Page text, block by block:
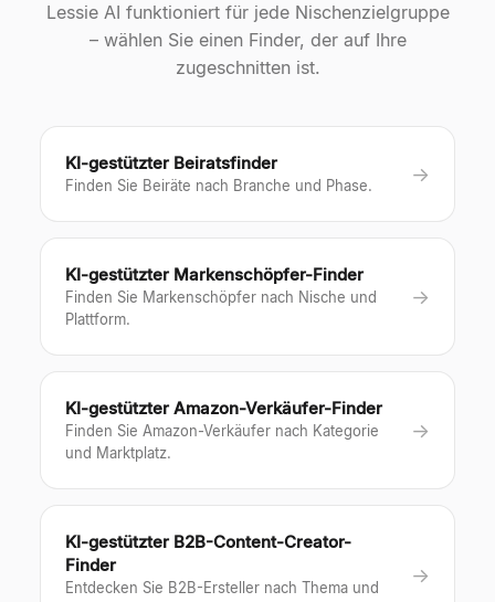
Lessie AI funktioniert für jede Nischenzielgruppe
– wählen Sie einen Finder, der auf Ihre
zugeschnitten ist.
KI-gestützter Beiratsfinder
Finden Sie Beiräte nach Branche und Phase.
→
KI-gestützter Markenschöpfer-Finder
Finden Sie Markenschöpfer nach Nische und
Plattform.
→
KI-gestützter Amazon-Verkäufer-Finder
Finden Sie Amazon-Verkäufer nach Kategorie
und Marktplatz.
→
KI-gestützter B2B-Content-Creator-
Finder
Entdecken Sie B2B-Ersteller nach Thema und
→